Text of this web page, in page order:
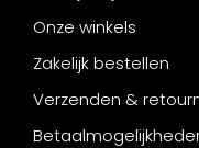
Onze winkels
Zakelijk bestellen
Verzenden &